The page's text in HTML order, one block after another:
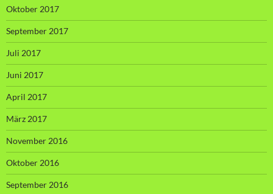
Oktober 2017
September 2017
Juli 2017
Juni 2017
April 2017
März 2017
November 2016
Oktober 2016
September 2016